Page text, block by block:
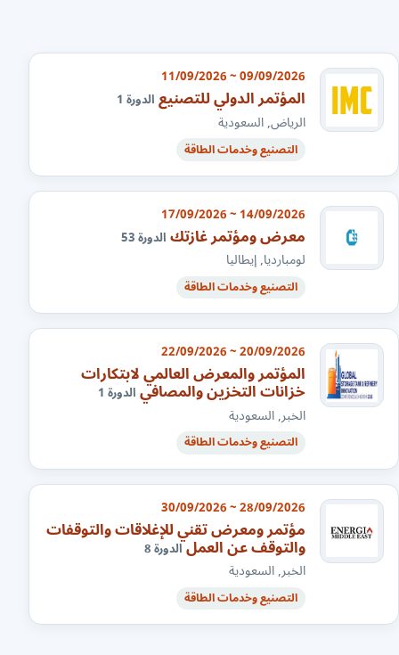
09/09/2026 ~ 11/09/2026
المؤتمر الدولي للتصنيعالدورة 1
الرياض, السعودية
التصنيع وخدمات الطاقة
14/09/2026 ~ 17/09/2026
معرض ومؤتمر غازتكالدورة 53
لومبارديا, إيطاليا
التصنيع وخدمات الطاقة
20/09/2026 ~ 22/09/2026
المؤتمر والمعرض العالمي لابتكارات
خزانات التخزين والمصافيالدورة 1
الخبر, السعودية
التصنيع وخدمات الطاقة
28/09/2026 ~ 30/09/2026
مؤتمر ومعرض تقني للإغلاقات والتوقفات
والتوقف عن العملالدورة 8
الخبر, السعودية
التصنيع وخدمات الطاقة